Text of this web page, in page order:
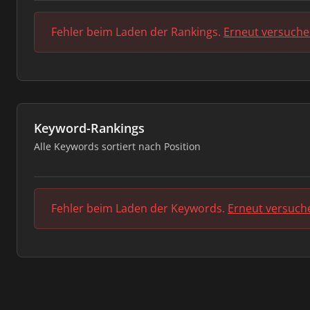
Fehler beim Laden der Rankings. Erneut
Keyword-Rankings
Alle Keywords sortiert nach Position
Fehler beim Laden der Keywords. Erneut